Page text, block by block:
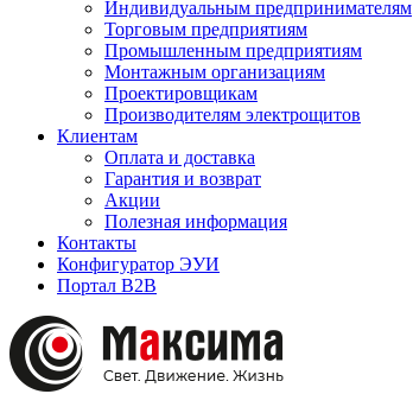
Индивидуальным предпринимателям
Торговым предприятиям
Промышленным предприятиям
Монтажным организациям
Проектировщикам
Производителям электрощитов
Клиентам
Оплата и доставка
Гарантия и возврат
Акции
Полезная информация
Контакты
Конфигуратор ЭУИ
Портал B2B